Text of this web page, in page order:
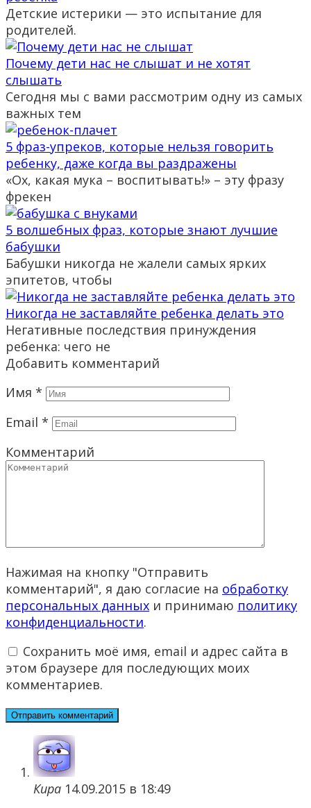
Детские истерики — это испытание для
родителей.
Почему дети нас не слышат и не хотят
слышать
Сегодня мы с вами рассмотрим одну из самых
важных тем
5 фраз-упреков, которые нельзя говорить
ребенку, даже когда вы раздражены
«Ох, какая мука – воспитывать!» – эту фразу
фрекен
5 волшебных фраз, которые знают лучшие
бабушки
Бабушки никогда не жалели самых ярких
эпитетов, чтобы
Никогда не заставляйте ребенка делать это
Негативные последствия принуждения
ребенка: чего не
Добавить комментарий
Имя *
Email *
Комментарий
Нажимая на кнопку "Отправить
комментарий", я даю согласие на обработку
персональных данных и принимаю политику
конфиденциальности.
Сохранить моё имя, email и адрес сайта в
этом браузере для последующих моих
комментариев.
Кира 14.09.2015 в 18:49